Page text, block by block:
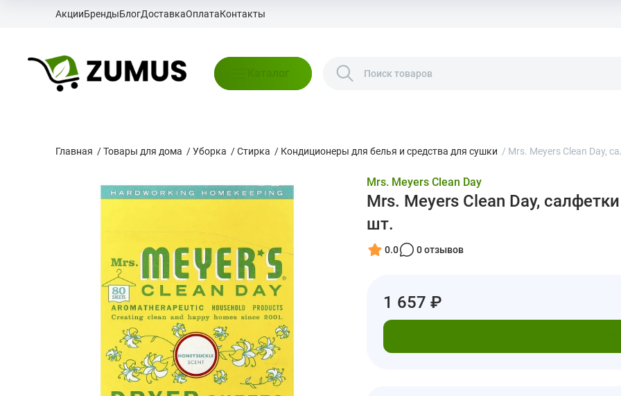
АкцииБрендыБлогДоставкаОплатаКонтакты
Каталог
Главная /Товары для дома /Уборка /Стирка / Кондиционеры для белья и средства для сушки / Mrs. Meyers Clean Day,
Mrs. Meyers Clean Day
Mrs. Meyers Clean Day,
шт.
0.0 0 отзывов
1 657 ₽